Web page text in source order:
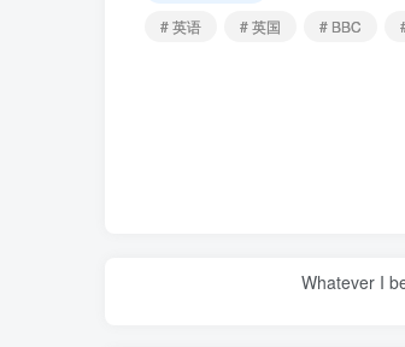
# 英语
# 英国 # BBC
Whatever I